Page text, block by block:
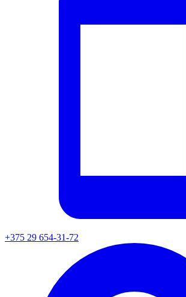
+375 29 654-31-72